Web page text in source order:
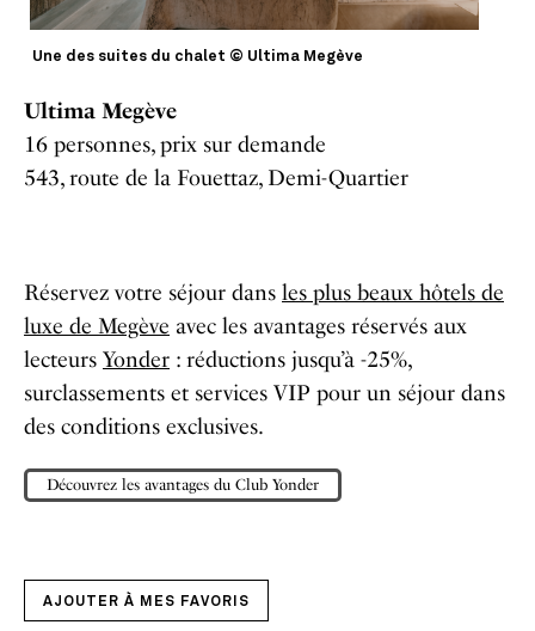
Une des suites du chalet © Ultima Megève
Ultima Megève
16 personnes, prix sur demande
543, route de la Fouettaz, Demi-Quartier
Réservez votre séjour dans les plus beaux hôtels de
luxe de Megève avec les avantages réservés aux
lecteurs Yonder : réductions jusqu’à -25%,
surclassements et services VIP pour un séjour dans
des conditions exclusives.
Découvrez les avantages du Club Yonder
AJOUTER À MES FAVORIS